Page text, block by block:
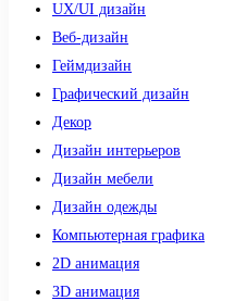
UX/UI дизайн
Веб-дизайн
Геймдизайн
Графический дизайн
Декор
Дизайн интерьеров
Дизайн мебели
Дизайн одежды
Компьютерная графика
2D анимация
3D анимация